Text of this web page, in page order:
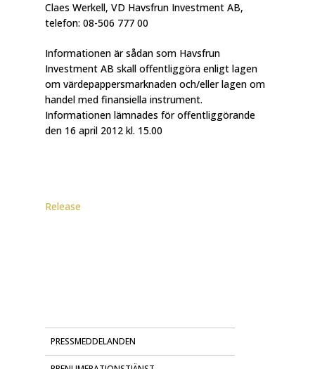
Claes Werkell, VD Havsfrun Investment AB,
telefon: 08-506 777 00
Informationen är sådan som Havsfrun
Investment AB skall offentliggöra enligt lagen
om värdepappersmarknaden och/eller lagen om
handel med finansiella instrument.
Informationen lämnades för offentliggörande
den 16 april 2012 kl. 15.00
Release
PRESSMEDDELANDEN